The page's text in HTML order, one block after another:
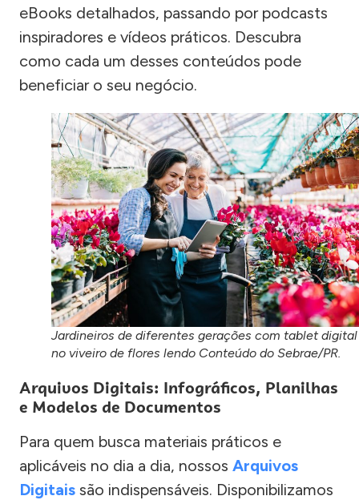
eBooks detalhados, passando por podcasts
inspiradores e vídeos práticos. Descubra
como cada um desses conteúdos pode
beneficiar o seu negócio.
Jardineiros de diferentes gerações com tablet digital
no viveiro de flores lendo Conteúdo do Sebrae/PR.
Arquivos Digitais: Infográficos, Planilhas
e Modelos de Documentos
Para quem busca materiais práticos e
aplicáveis no dia a dia, nossos Arquivos
Digitais são indispensáveis. Disponibilizamos